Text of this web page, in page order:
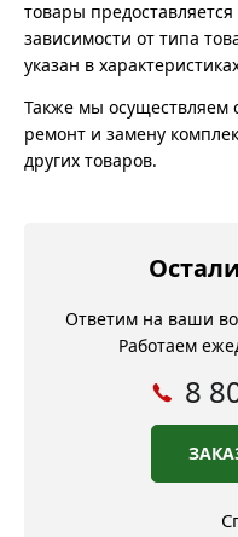
товары
зависимости от типа
указан в
Также мы осуществляем
ремонт и замену
других товаров.
Ответим на ваши
Работаем
8